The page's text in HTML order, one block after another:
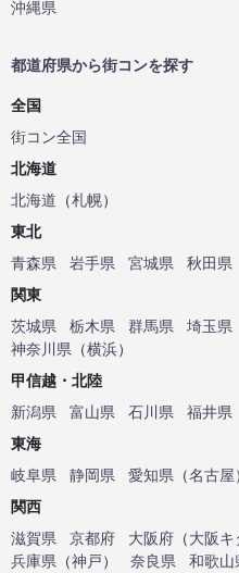
沖縄県
都道府県から街コンを探す
全国
街コン全国
北海道
北海道 （札幌）
東北
青森県
岩手県 宮城県 秋田県
関東
茨城県
栃木県 群馬県 埼玉県
神奈川県 （横浜）
甲信越・北陸
新潟県
富山県 石川県 福井県
東海
岐阜県
静岡県 愛知県 （名古屋
関西
滋賀県
京都府 大阪府 （大阪キ
兵庫県 （神戸） 奈良県
和歌山